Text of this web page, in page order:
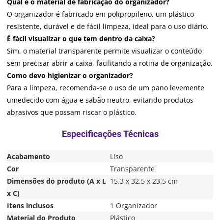
O organizador é fabricado em polipropileno, um plástico
resistente, durável e de fácil limpeza, ideal para o uso diário.
É fácil visualizar o que tem dentro da caixa?
Sim, o material transparente permite visualizar o conteúdo
sem precisar abrir a caixa, facilitando a rotina de organização.
Como devo higienizar o organizador?
Para a limpeza, recomenda-se o uso de um pano levemente
umedecido com água e sabão neutro, evitando produtos
abrasivos que possam riscar o plástico.
Acabamento
Liso
Cor
Transparente
Dimensões do produto (A x L
x C)
15.3 x 32.5 x 23.5 cm
Itens inclusos
1 Organizador
Material do Produto
Plástico